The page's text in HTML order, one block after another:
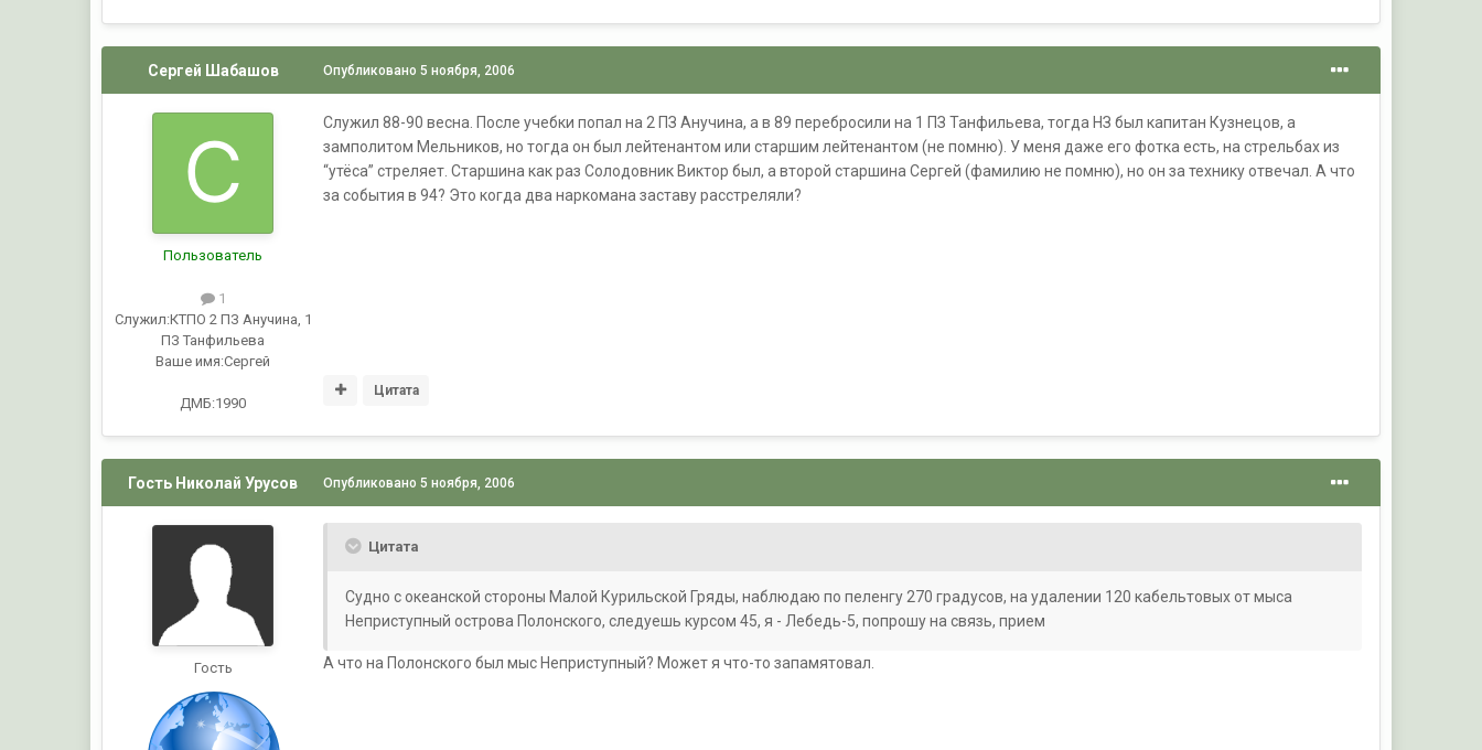
Сергей Шабашов
Пользователь
1
Служил:КТПО 2 ПЗ Анучина, 1
ПЗ Танфильева
Ваше имя:Сергей
ДМБ:1990
Опубликовано5 ноября, 2006
Служил 88-90 весна. После учебки попал на 2 ПЗ Анучина, а в 89 перебросили на 1 ПЗ Танфильева, тогда НЗ был капитан Кузнецов, а
замполитом Мельников, но тогда он был лейтенантом или старшим лейтенантом (не помню). У меня даже его фотка есть, на стрельбах из
“утёса” стреляет. Старшина как раз Солодовник Виктор был, а второй старшина Сергей (фамилию не помню), но он за технику отвечал. А что
за события в 94? Это когда два наркомана заставу расстреляли?
Цитата
Гость Николай Урусов
Гость
Опубликовано5 ноября, 2006
Цитата
Судно с океанской стороны Малой Курильской Гряды, наблюдаю по пеленгу 270 градусов, на удалении 120 кабельтовых от мыса
Неприступный острова Полонского, следуешь курсом 45, я - Лебедь-5, попрошу на связь, прием
А что на Полонского был мыс Неприступный? Может я что-то запамятовал.